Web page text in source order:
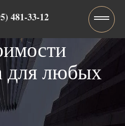
481-33-12‬‬
для любых